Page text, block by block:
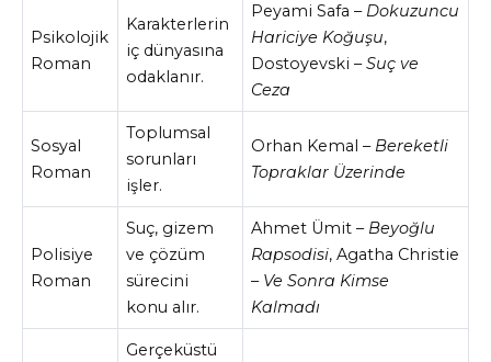
Psikolojik
Roman
Karakterlerin
iç dünyasına
odaklanır.
Peyami Safa – Dokuzuncu
Hariciye Koğuşu,
Dostoyevski –Suç ve
Ceza
Sosyal
Roman
Toplumsal
sorunları
işler.
Orhan Kemal – Bereketli
Topraklar Üzerinde
Polisiye
Roman
Suç, gizem
ve çözüm
sürecini
konu alır.
Ahmet Ümit – Beyoğlu
Rapsodisi, Agatha Christie
– Ve Sonra Kimse
Kalmadı
Gerçeküstü